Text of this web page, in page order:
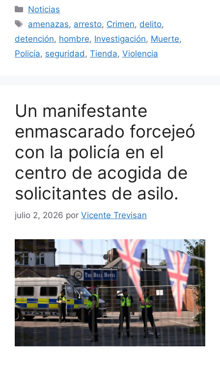
Categorías
Noticias
Etiquetas
amenazas, arresto, Crimen, delito,
detención, hombre, Investigación, Muerte,
Policía, seguridad, Tienda, Violencia
Un manifestante
enmascarado forcejeó
con la policía en el
centro de acogida de
solicitantes de asilo.
julio 2, 2026 por Vicente Trevisan